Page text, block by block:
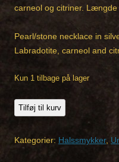
carneol og citriner. Længde
Pearl/stone necklace in
Labradotite, carneol and
Kun 1 tilbage på lager
perle/sten
Tilføj til kurv
Kategorier: Halssmykker,